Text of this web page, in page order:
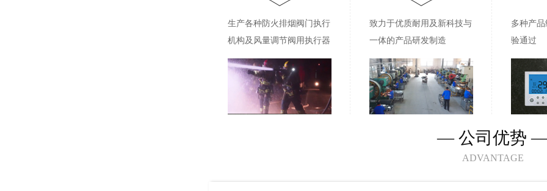
生产各种防火排烟阀门执行
机构及风量调节阀用执行器
致力于优质耐用及新科技与
一体的产品研发制造
多种产
验通过
— 公司优势
ADVANTAGE